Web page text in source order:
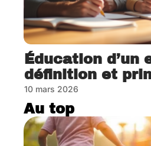
Éducation d’un
définition et
10 mars 2026
Au top